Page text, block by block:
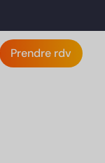
Prendre rdv